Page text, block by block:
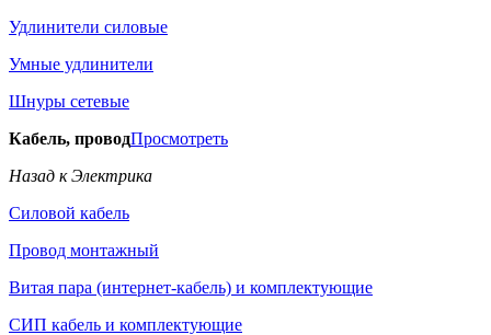
Удлинители силовые
Умные удлинители
Шнуры сетевые
Кабель, проводПросмотреть
Назад к Электрика
Силовой кабель
Провод монтажный
Витая пара (интернет-кабель) и комплектующие
СИП кабель и комплектующие